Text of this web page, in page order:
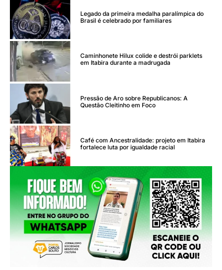
Legado da primeira medalha paralímpica do
Brasil é celebrado por familiares
Caminhonete Hilux colide e destrói parklets
em Itabira durante a madrugada
Pressão de Aro sobre Republicanos: A
Questão Cleitinho em Foco
Café com Ancestralidade: projeto em Itabira
fortalece luta por igualdade racial